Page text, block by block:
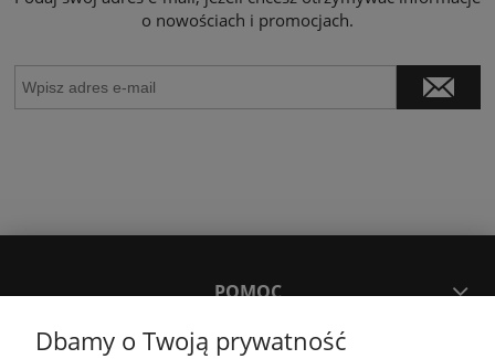
o nowościach i promocjach.
POMOC
Dbamy o Twoją prywatność